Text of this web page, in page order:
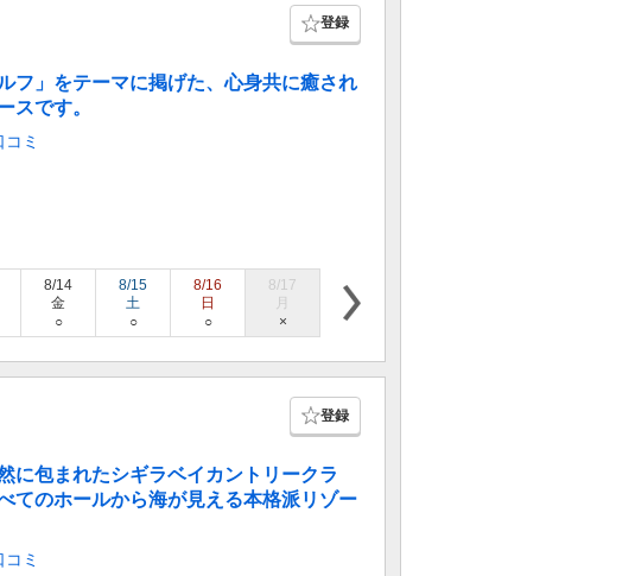
登録
フ」をテーマに掲げた、心身共に癒され
スです。
コミ
8/14
金
○
8/15
土
○
8/16
日
○
8/17
月
×
8/18
火
登録
に包まれたシギラベイカントリークラ
てのホールから海が見える本格派リゾー
コミ